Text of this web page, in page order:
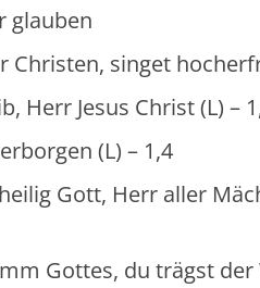
singet
Christ (L) –
(L) – 1,4
Herr aller Mächte
du trägst der